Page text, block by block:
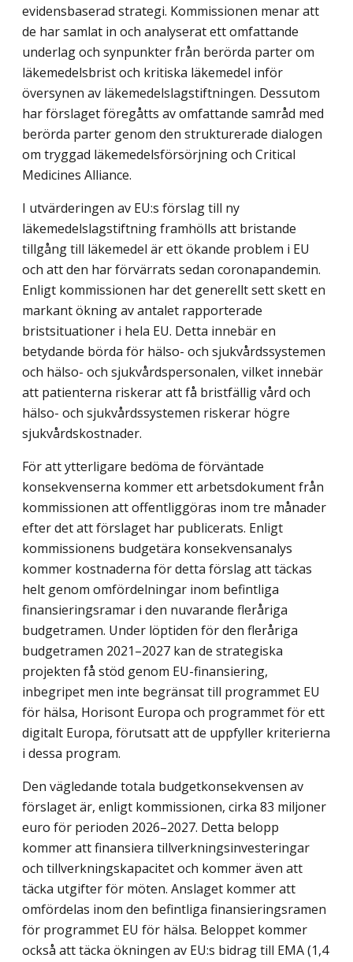
evidensbaserad strategi. Kommissionen menar att
de har samlat in och analyserat ett omfattande
underlag och synpunkter från berörda parter om
läkemedelsbrist och kritiska läkemedel inför
översynen av läkemedelslagstiftningen. Dessutom
har förslaget föregåtts av omfattande samråd med
berörda parter genom den strukturerade dialogen
om tryggad läkemedelsförsörjning och Critical
Medicines Alliance.
I utvärderingen av EU:s förslag till ny
läkemedelslagstiftning framhölls att bristande
tillgång till läkemedel är ett ökande problem i EU
och att den har förvärrats sedan coronapandemin.
Enligt kommissionen har det generellt sett skett en
markant ökning av antalet rapporterade
bristsituationer i hela EU. Detta innebär en
betydande börda för hälso- och sjukvårdssystemen
och hälso- och sjukvårdspersonalen, vilket innebär
att patienterna riskerar att få bristfällig vård och
hälso- och sjukvårdssystemen riskerar högre
sjukvårdskostnader.
För att ytterligare bedöma de förväntade
konsekvenserna kommer ett arbetsdokument från
kommissionen att offentliggöras inom tre månader
efter det att förslaget har publicerats. Enligt
kommissionens budgetära konsekvensanalys
kommer kostnaderna för detta förslag att täckas
helt genom omfördelningar inom befintliga
finansieringsramar i den nuvarande fleråriga
budgetramen. Under löptiden för den fleråriga
budgetramen 2021–2027 kan de strategiska
projekten få stöd genom EU-finansiering,
inbegripet men inte begränsat till programmet EU
för hälsa, Horisont Europa och programmet för ett
digitalt Europa, förutsatt att de uppfyller kriterierna
i dessa program.
Den vägledande totala budgetkonsekvensen av
förslaget är, enligt kommissionen, cirka 83 miljoner
euro för perioden 2026–2027. Detta belopp
kommer att finansiera tillverkningsinvesteringar
och tillverkningskapacitet och kommer även att
täcka utgifter för möten. Anslaget kommer att
omfördelas inom den befintliga finansieringsramen
för programmet EU för hälsa. Beloppet kommer
också att täcka ökningen av EU:s bidrag till EMA (1,4